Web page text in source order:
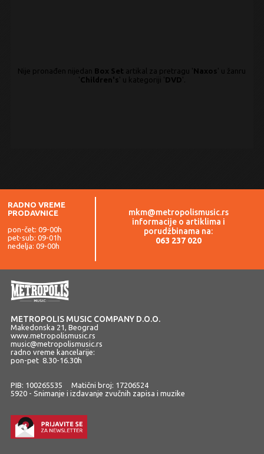
Nije pronađen nijedan Box Set artikal za pretragu 'Naxos ' u žanru
'Children's ' u kategoriji 'DVD'.
RADNO VREME
PRODAVNICE
pon-čet: 09-00h
pet-sub: 09-01h
nedelja: 09-00h
mkm@metropolismusic.rs
informacije o artiklima i
porudžbinama na:
063 237 020
METROPOLIS MUSIC COMPANY D.O.O.
Makedonska 21, Beograd
www.metropolismusic.rs
music@metropolismusic.rs
radno vreme kancelarije:
pon-pet 8.30-16.30h
PIB: 100265535 Matični broj: 17206524
5920 - Snimanje i izdavanje zvučnih zapisa i muzike